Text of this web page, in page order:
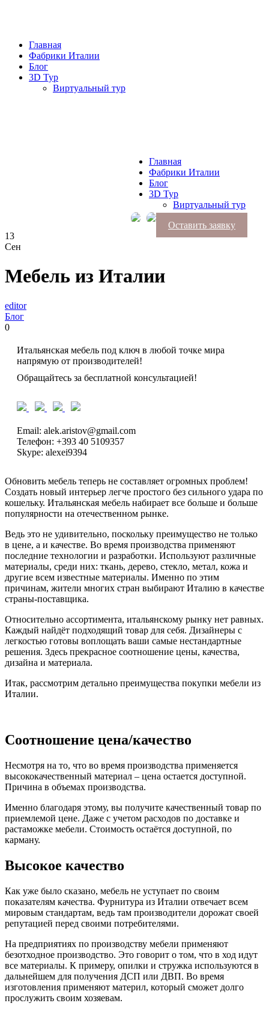
Главная
Фабрики Италии
Блог
3D Тур
Виртуальный тур
Главная
Фабрики Италии
Блог
3D Тур
Виртуальный тур
Оставить заявку
13
Сен
Мебель из Италии
editor
Блог
0
Итальянская мебель под ключ в любой точке мира
напрямую от производителей!
Обращайтесь за бесплатной консультацией!
Email: alek.aristov@gmail.com
Телефон: +393 40 5109357
Skype: alexei9394
Обновить мебель теперь не составляет огромных проблем!
Создать новый интерьер легче простого без сильного удара по
кошельку. Итальянская мебель набирает все больше и больше
популярности на отечественном рынке.
Ведь это не удивительно, поскольку преимущество не только
в цене, а и качестве. Во время производства применяют
последние технологии и разработки. Используют различные
материалы, среди них: ткань, дерево, стекло, метал, кожа и
другие всем известные материалы. Именно по этим
причинам, жители многих стран выбирают Италию в качестве
страны-поставщика.
Относительно ассортимента, итальянскому рынку нет равных.
Каждый найдёт подходящий товар для себя. Дизайнеры с
легкостью готовы воплощать ваши самые нестандартные
решения. Здесь прекрасное соотношение цены, качества,
дизайна и материала.
Итак, рассмотрим детально преимущества покупки мебели из
Италии.
Соотношение цена/качество
Несмотря на то, что во время производства применяется
высококачественный материал – цена остается доступной.
Причина в объемах производства.
Именно благодаря этому, вы получите качественный товар по
приемлемой цене. Даже с учетом расходов по доставке и
растаможке мебели. Стоимость остаётся доступной, по
карману.
Высокое качество
Как уже было сказано, мебель не уступает по своим
показателям качества. Фурнитура из Италии отвечает всем
мировым стандартам, ведь там производители дорожат своей
репутацией перед своими потребителями.
На предприятиях по производству мебели применяют
безотходное производство. Это говорит о том, что в ход идут
все материалы. К примеру, опилки и стружка используются в
дальнейшем для получения ДСП или ДВП. Во время
изготовления применяют материл, который сможет долго
прослужить своим хозяевам.